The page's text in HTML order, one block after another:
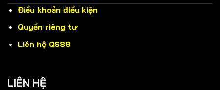
Điều khoản điều kiện
Quyền riêng tư
Liên hệ QS88
LIÊN HỆ